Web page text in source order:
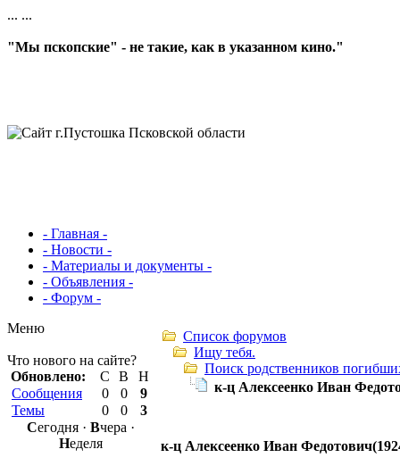
... ...
"Мы пскопские" - не такие, как в указанном кино."
- Главная -
- Новости -
- Материалы и документы -
- Объявления -
- Форум -
Меню
Что нового на сайте?
Обновлено:
С В
Н
Сообщения
0 0
9
Темы
0 0
3
Сегодня · Вчера ·
Неделя
Список форумов
Ищу тебя.
Поиск родственников
к-ц Алексеенко Иван
к-ц Алексеенко Иван